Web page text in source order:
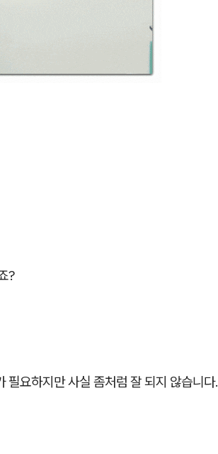
?
필요하지만 사실 좀처럼 잘 되지 않습니다.